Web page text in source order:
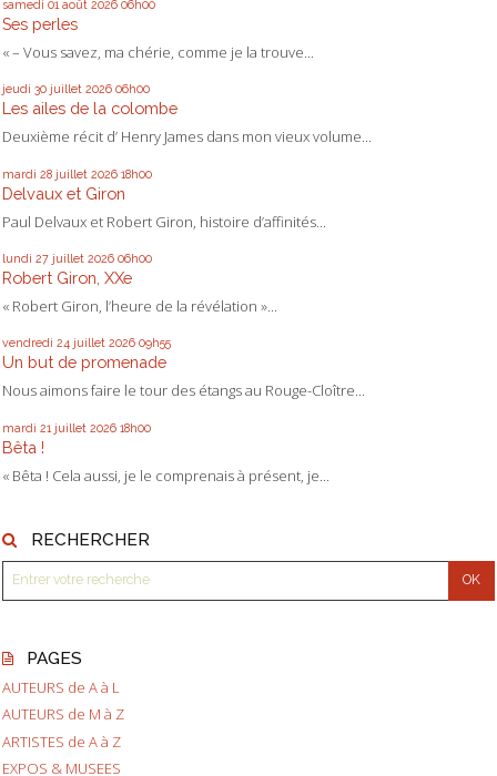
samedi 01 août 2026 06h00
Ses perles
« – Vous savez, ma chérie, comme je la trouve...
jeudi 30 juillet 2026 06h00
Les ailes de la colombe
Deuxième récit d’ Henry James dans mon vieux volume...
mardi 28 juillet 2026 18h00
Delvaux et Giron
Paul Delvaux et Robert Giron, histoire d’affinités...
lundi 27 juillet 2026 06h00
Robert Giron, XXe
« Robert Giron, l’heure de la révélation »...
vendredi 24 juillet 2026 09h55
Un but de promenade
Nous aimons faire le tour des étangs au Rouge-Cloître...
mardi 21 juillet 2026 18h00
Bêta !
« Bêta ! Cela aussi, je le comprenais à présent, je...
RECHERCHER
PAGES
AUTEURS de A à L
AUTEURS de M à Z
ARTISTES de A à Z
EXPOS & MUSEES